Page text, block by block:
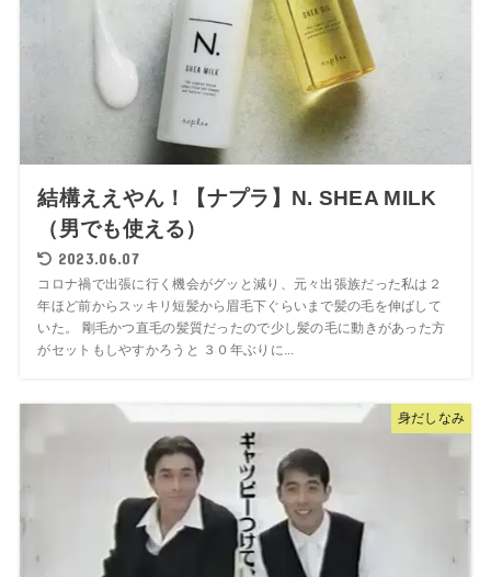
結構ええやん！【ナプラ】N. SHEA MILK
（男でも使える）
2023.06.07
コロナ禍で出張に行く機会がグッと減り、元々出張族だった私は２
年ほど前からスッキリ短髪から眉毛下ぐらいまで髪の毛を伸ばして
いた。 剛毛かつ直毛の髪質だったので少し髪の毛に動きがあった方
がセットもしやすかろうと ３０年ぶりに...
身だしなみ